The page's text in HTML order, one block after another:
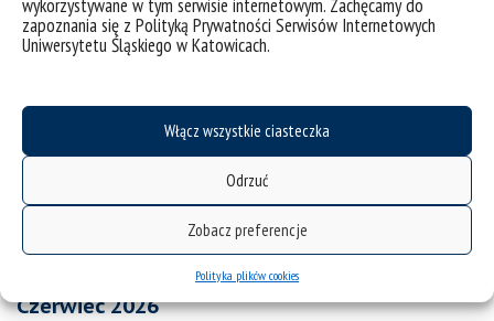
wykorzystywane w tym serwisie internetowym. Zachęcamy do
zapoznania się z Polityką Prywatności Serwisów Internetowych
Uniwersytetu Śląskiego w Katowicach.
Włącz wszystkie ciasteczka
Odrzuć
Zobacz preferencje
Polityka plików cookies
Lipiec
01.07.2026-03.06.2026
Czerwiec 2026